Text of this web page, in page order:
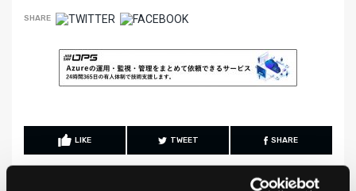
SHARE
LIKE TWEET SHARE